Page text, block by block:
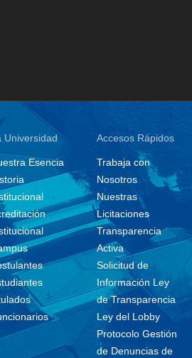
Universidad
Esencia
Accesos Rápidos
Trabaja con
Nosotros
Nuestras
Licitaciones
Transparencia
Activa
Solicitud de
Información Ley
de Transparencia
Ley del Lobby
Protocolo Gestión
de Denuncias de